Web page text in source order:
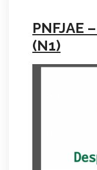
PNFJAE
(N1)